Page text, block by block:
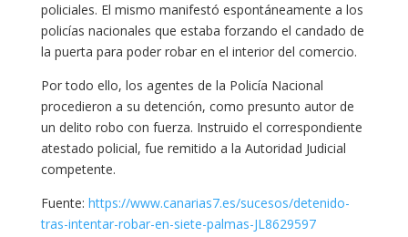
policiales. El mismo manifestó espontáneamente a los
policías nacionales que estaba forzando el candado de
la puerta para poder robar en el interior del comercio.
Por todo ello, los agentes de la Policía Nacional
procedieron a su detención, como presunto autor de
un delito robo con fuerza. Instruido el correspondiente
atestado policial, fue remitido a la Autoridad Judicial
competente.
Fuente: https://www.canarias7.es/sucesos/detenido-
tras-intentar-robar-en-siete-palmas-JL8629597